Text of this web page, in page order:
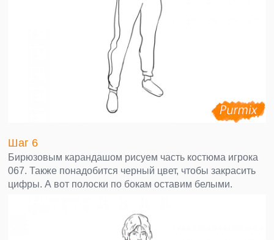
Шаг 6
Бирюзовым карандашом рисуем часть костюма игрока
067. Также понадобится черный цвет, чтобы закрасить
цифры. А вот полоски по бокам оставим белыми.